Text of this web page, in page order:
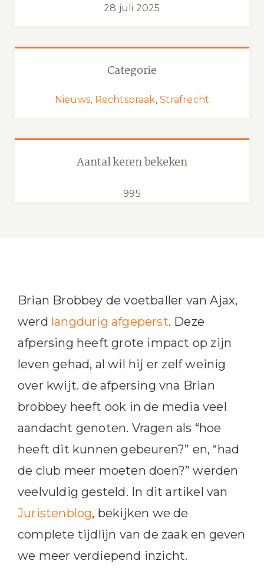
Categorie
Nieuws, Rechtspraak,Strafrecht
28 juli 2025
Aantal keren bekeken
995
Brian Brobbey de voetballer van Ajax,
werd langdurig afgeperst. Deze
afpersing heeft grote impact op zijn
leven gehad, al wil hij er zelf weinig
over kwijt. de afpersing vna Brian
brobbey heeft ook in de media veel
aandacht genoten. Vragen als “hoe
heeft dit kunnen gebeuren?” en, “had
de club meer moeten doen?” werden
veelvuldig gesteld. In dit artikel van
Juristenblog, bekijken we de
complete tijdlijn van de zaak en geven
we meer verdiepend inzicht.